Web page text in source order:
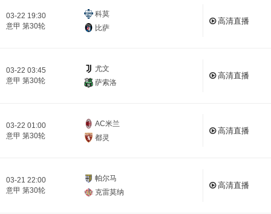
03-22 19:30
意甲 第30轮
科莫
比萨
高清直播
03-22 03:45
意甲 第30轮
尤文
萨索洛
高清直播
03-22 01:00
意甲 第30轮
AC米兰
都灵
高清直播
03-21 22:00
意甲 第30轮
帕尔马
克雷莫纳
高清直播